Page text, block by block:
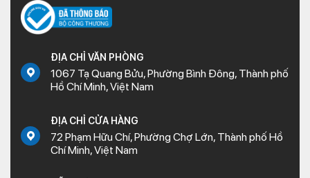
ĐỊA CHỈ VĂN PHÒNG
1067 Tạ Quang Bửu, Phường Bình Đông, Thành phố
Hồ Chí Minh, Việt Nam
ĐỊA CHỈ CỬA HÀNG
72 Phạm Hữu Chí, Phường Chợ Lớn, Thành phố Hồ
Chí Minh, Việt Nam